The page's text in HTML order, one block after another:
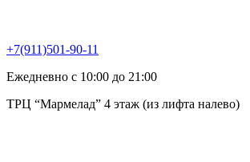
+7(911)501-90-11
Ежедневно с 10:00 до 21:00
ТРЦ “Мармелад” 4 этаж (из лифта налево)